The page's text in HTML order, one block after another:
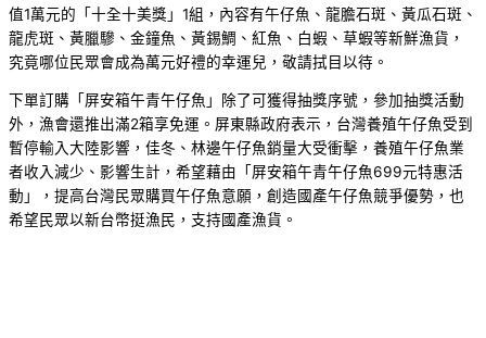
值1萬元的「十全十美獎」1組，內容有午仔魚、龍膽石斑、黃瓜石斑、
龍虎斑、黃臘驂、金鐘魚、黃錫鯛、紅魚、白蝦、草蝦等新鮮漁貨，
究竟哪位民眾會成為萬元好禮的幸運兒，敬請拭目以待。
下單訂購「屏安箱午青午仔魚」除了可獲得抽獎序號，參加抽獎活動
外，漁會還推出滿2箱享免運。屏東縣政府表示，台灣養殖午仔魚受到
暫停輸入大陸影響，佳冬、林邊午仔魚銷量大受衝擊，養殖午仔魚業
者收入減少、影響生計，希望藉由「屏安箱午青午仔魚699元特惠活
動」，提高台灣民眾購買午仔魚意願，創造國產午仔魚競爭優勢，也
希望民眾以新台幣挺漁民，支持國產漁貨。